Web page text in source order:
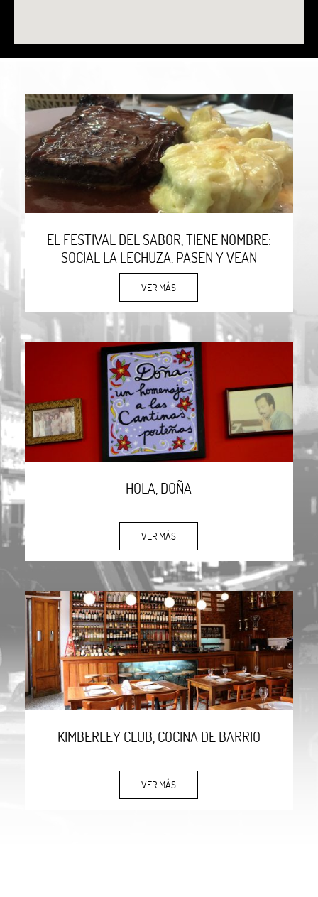
EL FESTIVAL DEL SABOR, TIENE NOMBRE:
SOCIAL LA LECHUZA. PASEN Y VEAN
VER MÁS
HOLA, DOÑA
VER MÁS
KIMBERLEY CLUB, COCINA DE BARRIO
VER MÁS